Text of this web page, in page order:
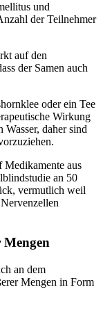
und
der Teilnehmer
auf den
der Samen auch
oder ein Tee
Wirkung
daher sind
Medikamente aus
an 50
vermutlich weil
an dem
Mengen in Form